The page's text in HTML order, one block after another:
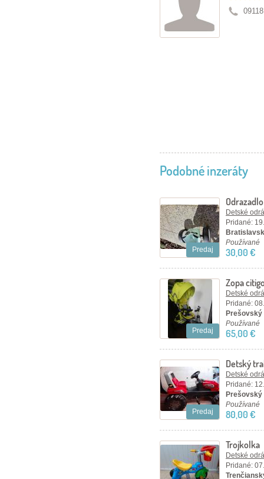
Podobné inzeráty
Predaj
Detské
Pridané:
Používané
30,00 €
Predaj
Zopa
Detské
Pridané:
Používané
65,00 €
Predaj
Detský
Detské
Pridané:
Prešovský
Používané
80,00 €
Trojkolka
Detské
Pridané: